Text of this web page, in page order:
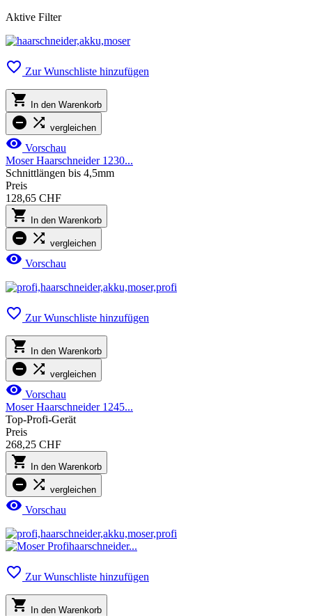
Aktive Filter
 Zur Wunschliste hinzufügen
 In den Warenkorb
  vergleichen
 Vorschau
Moser Haarschneider 1230...
Schnittlängen bis 4,5mm
Preis
128,65 CHF
 In den Warenkorb
  vergleichen
 Vorschau
 Zur Wunschliste hinzufügen
 In den Warenkorb
  vergleichen
 Vorschau
Moser Haarschneider 1245...
Top-Profi-Gerät
Preis
268,25 CHF
 In den Warenkorb
  vergleichen
 Vorschau
 Zur Wunschliste hinzufügen
 In den Warenkorb